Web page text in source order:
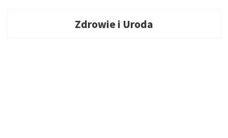
Zdrowie i Uroda